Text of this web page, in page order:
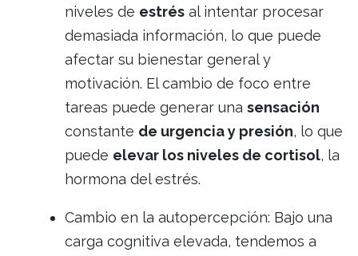
niveles de estrésal intentar procesar
demasiada información, lo que puede
afectar su bienestar general y
motivación. El cambio de foco entre
tareas puede generar una sensación
constante de urgencia y presión, lo que
puede elevar los niveles de cortisol, la
hormona del estrés.
Cambio en la autopercepción: Bajo una
carga cognitiva elevada, tendemos a